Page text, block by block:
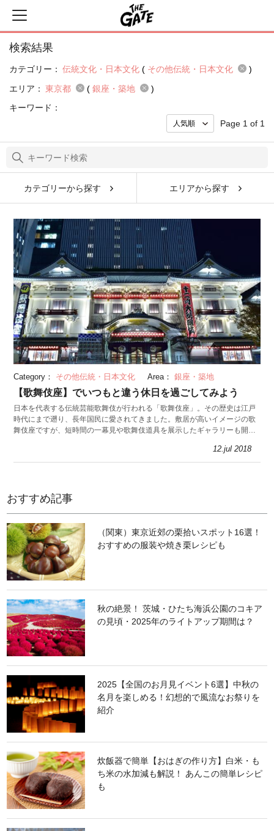
検索結果
カテゴリー： 伝統文化・日本文化 ( その他伝統・日本文化
)
エリア： 東京都 ( 銀座・築地
)
キーワード：
Page 1 of 1
カテゴリーから探す エリアから探す
Category： その他伝統・日本文化 Area： 銀座・築地
【歌舞伎座】でいつもと違う休日を過ごしてみよう
日本を代表する伝統芸能歌舞伎が行われる「歌舞伎座」。その歴史は江戸
時代にまで遡り、長年国民に愛されてきました。敷居が高いイメージの歌
舞伎座ですが、短時間の一幕見や歌舞伎道具を展示したギャラリーも開
12.jul 2018
おすすめ記事
（関東）東京近郊の栗拾いスポット16選！
おすすめの服装や焼き栗レシピも
秋の絶景！ 茨城・ひたち海浜公園のコキア
の見頃・2025年のライトアップ期間は？
2025【全国のお月見イベント6選】中秋の
名月を楽しめる！幻想的で風流なお祭りを
紹介
炊飯器で簡単【おはぎの作り方】白米・も
ち米の水加減も解説！ あんこの簡単レシピ
も